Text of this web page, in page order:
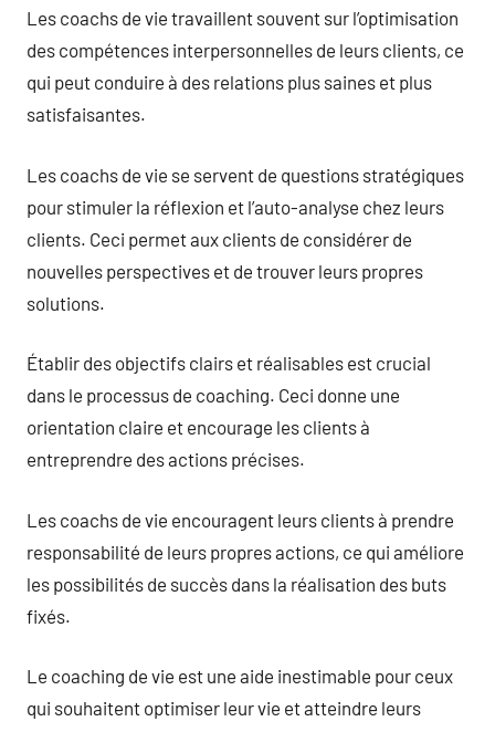
Les coachs de vie travaillent souvent sur l’optimisation
des compétences interpersonnelles de leurs clients, ce
qui peut conduire à des relations plus saines et plus
satisfaisantes.
Les coachs de vie se servent de questions stratégiques
pour stimuler la réflexion et l’auto-analyse chez leurs
clients. Ceci permet aux clients de considérer de
nouvelles perspectives et de trouver leurs propres
solutions.
Établir des objectifs clairs et réalisables est crucial
dans le processus de coaching. Ceci donne une
orientation claire et encourage les clients à
entreprendre des actions précises.
Les coachs de vie encouragent leurs clients à prendre
responsabilité de leurs propres actions, ce qui améliore
les possibilités de succès dans la réalisation des buts
fixés.
Le coaching de vie est une aide inestimable pour ceux
qui souhaitent optimiser leur vie et atteindre leurs